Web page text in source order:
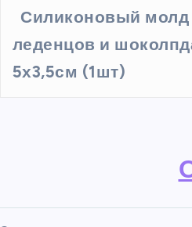
Силиконовый молд
леденцов и
5х3,5см (1шт)